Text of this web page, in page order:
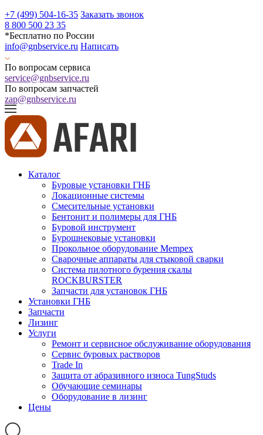
+7 (499) 504-16-35 Заказать звонок
8 800 500 23 35
*Бесплатно по России
info@gnbservice.ru Написать
По вопросам сервиса
service@gnbservice.ru
По вопросам запчастей
zap@gnbservice.ru
Каталог
Буровые установки ГНБ
Локационные системы
Смесительные установки
Бентонит и полимеры для ГНБ
Буровой инструмент
Бурошнековые установки
Прокольное оборудование Mempex
Сварочные аппараты для стыковой сварки
Система пилотного бурения скалы
ROCKBURSTER
Запчасти для установок ГНБ
Установки ГНБ
Запчасти
Лизинг
Услуги
Ремонт и сервисное обслуживание оборудования
Сервис буровых растворов
Trade In
Защита от абразивного износа TungStuds
Обучающие семинары
Оборудование в лизинг
Цены